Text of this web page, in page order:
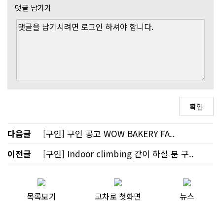
댓글 남기기
다음글
[구인] 구인 공고 WOW BAKERY FA..
이전글
[구인] Indoor climbing 같이 하실 분 구..
목록보기 교차로 첫화면 뉴스